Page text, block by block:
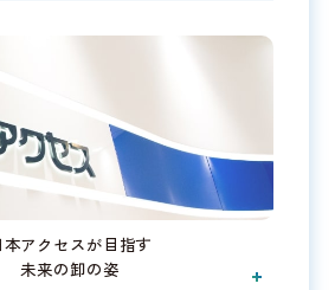
本アクセスが目指す
未来の卸の姿